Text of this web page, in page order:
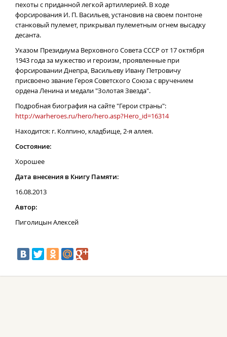
пехоты с приданной легкой артиллерией. В ходе
форсирования И. П. Васильев, установив на своем понтоне
станковый пулемет, прикрывал пулеметным огнем высадку
десанта.
Указом Президиума Верховного Совета СССР от 17 октября
1943 года за мужество и героизм, проявленные при
форсировании Днепра, Васильеву Ивану Петровичу
присвоено звание Героя Советского Союза с вручением
ордена Ленина и медали "Золотая Звезда".
Подробная биография на сайте "Герои страны":
http://warheroes.ru/hero/hero.asp?Hero_id=16314
Находится: г. Колпино, кладбище, 2-я аллея.
Состояние:
Хорошее
Дата внесения в Книгу Памяти:
16.08.2013
Автор:
Пиголицын Алексей